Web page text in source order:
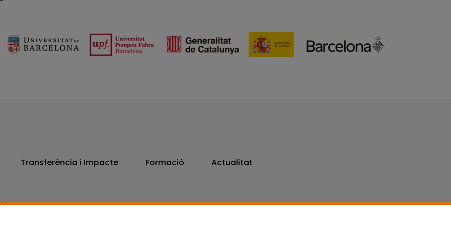
Transferència i Impacte Formació Actualitat